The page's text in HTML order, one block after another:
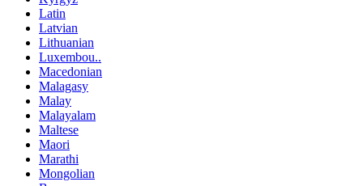
Latin
Latvian
Lithuanian
Luxembou..
Macedonian
Malagasy
Malay
Malayalam
Maltese
Maori
Marathi
Mongolian